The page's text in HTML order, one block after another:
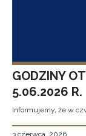
GODZINY
5.06.2026 R.
Informujemy, że w
3 czerwca, 2026